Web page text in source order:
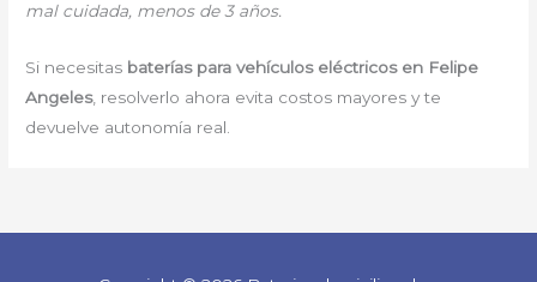
mal cuidada, menos de 3 años.
Si necesitas baterías para vehículos eléctricos en Felipe
Angeles, resolverlo ahora evita costos mayores y te
devuelve autonomía real.